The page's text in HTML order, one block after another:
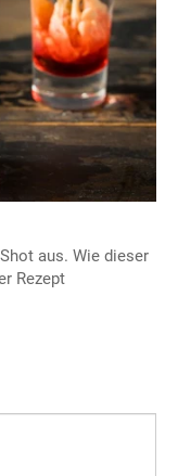
aus. Wie dieser
Rezept